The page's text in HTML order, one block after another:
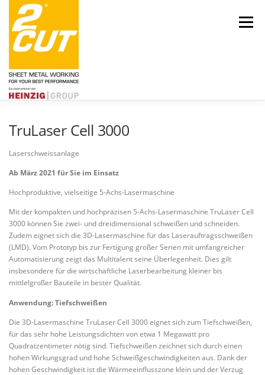
Inhalt
springen
Menü
Über uns Engagement
Kontakt HEINZIG|GROUP
TruLaser Cell 3000
Laserschweissanlage
Ab März 2021 für Sie im Einsatz
Hochproduktive, vielseitige 5-Achs-Lasermaschine
Mit der kompakten und hochpräzisen 5-Achs-Lasermaschine TruLaser Cell
3000 können Sie zwei- und dreidimensional schweißen und schneiden.
Zudem eignet sich die 3D-Lasermaschine für das Laserauftragsschweißen
(LMD). Vom Prototyp bis zur Fertigung großer Serien mit umfangreicher
Automatisierung zeigt das Multitalent seine Überlegenheit. Dies gilt
insbesondere für die wirtschaftliche Laserbearbeitung kleiner bis
mittlelgroßer Bauteile in bester Qualität.
Anwendung: Tiefschweißen
Die 3D-Lasermaschine TruLaser Cell 3000 eignet sich zum Tiefschweißen,
für das sehr hohe Leistungsdichten von etwa 1 Megawatt pro
Quadratzentimeter nötig sind. Tiefschweißen zeichnet sich durch einen
hohen Wirkungsgrad und hohe Schweißgeschwindigkeiten aus. Dank der
hohen Geschwindigkeit ist die Wärmeeinflusszone klein und der Verzug